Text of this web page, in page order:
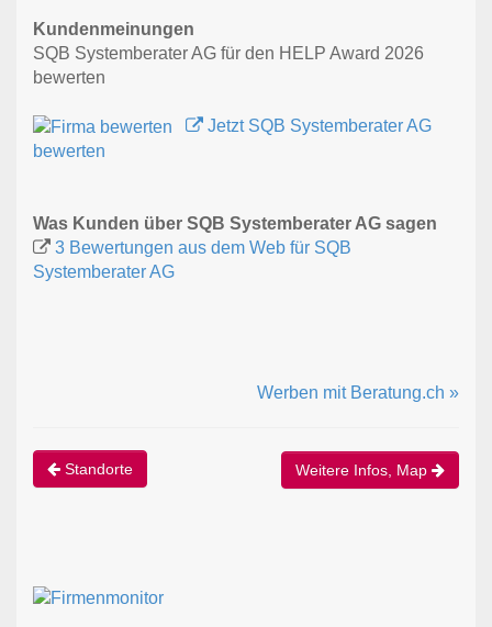
Kundenmeinungen
SQB Systemberater AG für den HELP Award 2026
bewerten
Jetzt SQB Systemberater AG
bewerten
Was Kunden über SQB Systemberater AG sagen
3 Bewertungen aus dem Web für SQB
Systemberater AG
Werben mit Beratung.ch »
Standorte Weitere Infos, Map